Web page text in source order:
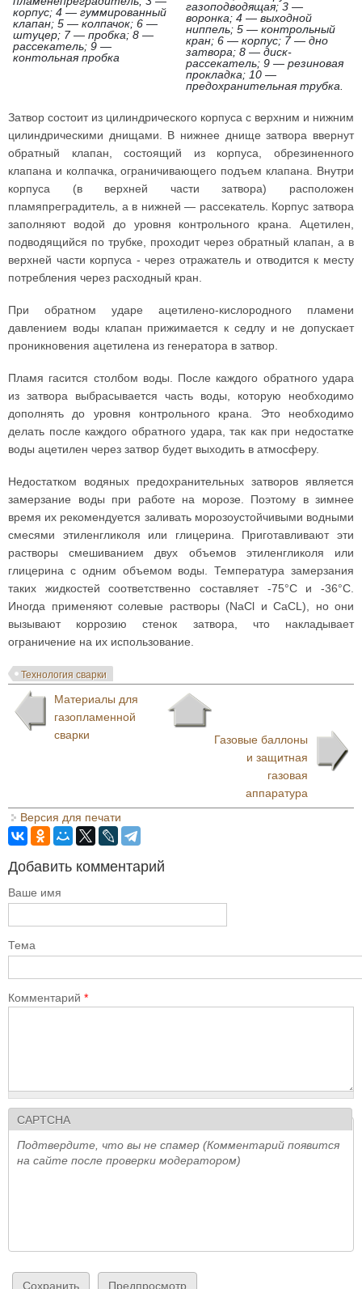
корпус; 4 — гуммированный
клапан; 5 — колпачок; 6 —
штуцер; 7 — пробка; 8 —
рассекатель; 9 —
контольная пробка
газоподводящая; 3 —
воронка; 4 — выходной
ниппель; 5 — контрольный
кран; 6 — корпус; 7 — дно
затвора; 8 — диск-
рассекатель; 9 — резиновая
прокладка; 10 —
предохранительная трубка.
Затвор состоит из цилиндрического корпуса с верхним и нижним
цилиндрическими днищами. В нижнее днище затвора ввернут
обратный клапан, состоящий из корпуса, обрезиненного
клапана и колпачка, ограничивающего подъем клапана. Внутри
корпуса (в верхней части затвора) расположен
пламяпреградитель, а в нижней — рассекатель. Корпус затвора
заполняют водой до уровня контрольного крана. Ацетилен,
подводящийся по трубке, проходит через обратный клапан, а в
верхней части корпуса - через отражатель и отводится к месту
потребления через расходный кран.
При обратном ударе ацетилено-кислородного пламени
давлением воды клапан прижимается к седлу и не допускает
проникновения ацетилена из генератора в затвор.
Пламя гасится столбом воды. После каждого обратного удара
из затвора выбрасывается часть воды, которую необходимо
дополнять до уровня контрольного крана. Это необходимо
делать после каждого обратного удара, так как при недостатке
воды ацетилен через затвор будет выходить в атмосферу.
Недостатком водяных предохранительных затворов является
замерзание воды при работе на морозе. Поэтому в зимнее
время их рекомендуется заливать морозоустойчивыми водными
смесями этиленгликоля или глицерина. Приготавливают эти
растворы смешиванием двух объемов этиленгликоля или
глицерина с одним объемом воды. Температура замерзания
таких жидкостей соответственно составляет -75°С и -36°С.
Иногда применяют солевые растворы (NaCl и CaCL), но они
вызывают коррозию стенок затвора, что накладывает
ограничение на их использование.
Технология сварки
Материалы для
газопламенной
сварки
Газовые баллоны
и защитная
газовая
аппаратура
Версия для печати
Добавить комментарий
Ваше имя
Тема
Комментарий *
CAPTCHA
Подтвердите, что вы не спамер (Комментарий появится
на сайте после проверки модератором)